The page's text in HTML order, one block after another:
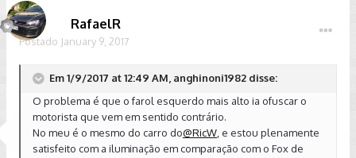
RafaelR
Postado January 9, 2017
Em 1/9/2017 at 12:49 AM, anghinoni1982 disse:
O problema é que o farol esquerdo mais alto ia ofuscar o
motorista que vem em sentido contrário.
No meu é o mesmo do carro do@RicW , e estou plenamente
satisfeito com a iluminação em comparação com o Fox de